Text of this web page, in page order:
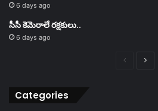
6 days ago
సీసీ కెమెరాలే రక్షకులు..
6 days ago
PreviousNext
Categories